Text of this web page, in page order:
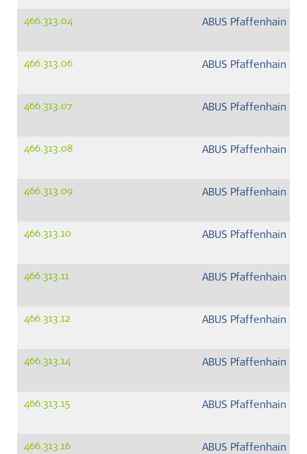
466.313.04 ABUS Pfaffenhain
466.313.06 ABUS Pfaffenhain
466.313.07 ABUS Pfaffenhain
466.313.08 ABUS Pfaffenhain
466.313.09 ABUS Pfaffenhain
466.313.10 ABUS Pfaffenhain
466.313.11 ABUS Pfaffenhain
466.313.12 ABUS Pfaffenhain
466.313.14 ABUS Pfaffenhain
466.313.15 ABUS Pfaffenhain
466.313.16 ABUS Pfaffenhain